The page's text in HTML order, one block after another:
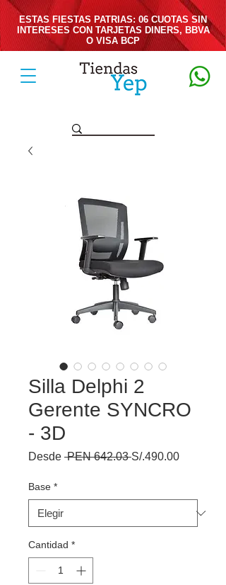
ESTAS FIESTAS PATRIAS: 06 CUOTAS SIN
INTERESES CON TARJETAS DINERS, BBVA
O VISA BCP
Silla Delphi 2
Gerente SYNCRO
- 3D
Desde PEN 642.03 Precio
S/.490.00Precio
Base *
Cantidad *